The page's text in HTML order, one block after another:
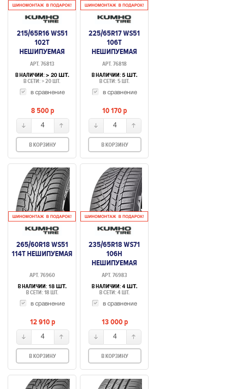
215/65R16 WS51
102T
НЕШИПУЕМАЯ
АРТ. 76813
В НАЛИЧИИ: > 20 ШТ.
В СЕТИ: > 20 ШТ.
в сравнение
8 500p
4
В КОРЗИНУ
225/65R17 WS51
106T
НЕШИПУЕМАЯ
АРТ. 76818
В НАЛИЧИИ: 5 ШТ.
В СЕТИ: 5 ШТ.
в сравнение
10 170p
4
В КОРЗИНУ
265/60R18 WS51
114T НЕШИПУЕМАЯ
АРТ. 76960
В НАЛИЧИИ: 18 ШТ.
В СЕТИ: 18 ШТ.
в сравнение
12 910p
4
В КОРЗИНУ
235/65R18 WS71
106H
НЕШИПУЕМАЯ
АРТ. 76983
В НАЛИЧИИ: 4 ШТ.
В СЕТИ: 4 ШТ.
в сравнение
13 000p
4
В КОРЗИНУ